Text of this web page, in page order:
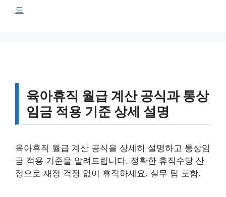
드
육아휴직 월급 계산 공식과 통상
임금 적용 기준 상세 설명
육아휴직 월급 계산 공식을 상세히 설명하고 통상임
금 적용 기준을 알려드립니다. 정확한 휴직수당 산
정으로 재정 걱정 없이 휴직하세요. 실무 팁 포함.